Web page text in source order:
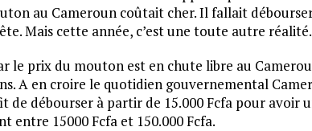
au Cameroun coûtait cher. Il fallait
Mais cette année, c’est une toute autre réalité.
le prix du mouton est en chute libre au
A en croire le quotidien gouvernemental
de débourser à partir de 15.000 Fcfa pour avoir
entre 15000 Fcfa et 150.000 Fcfa.